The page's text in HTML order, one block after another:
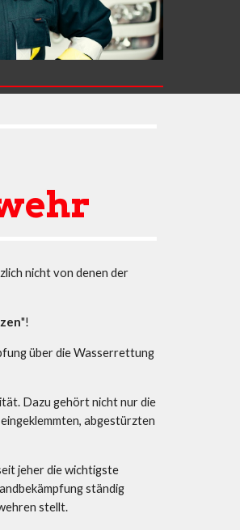
nicht von denen der
"!
über die Wasserrettung
Dazu gehört nicht nur die
abgestürzten
jeher die wichtigste
ständig
stellt.